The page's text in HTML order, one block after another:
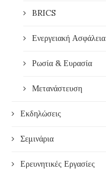
BRICS
Ενεργειακή Ασφάλεια
Ρωσία & Ευρασία
Μετανάστευση
Εκδηλώσεις
Σεμινάρια
Ερευνητικές Εργασίες